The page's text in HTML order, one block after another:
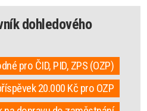
dohledového
pro ČID, PID, ZPS (OZP)
20.000 Kč pro OZP